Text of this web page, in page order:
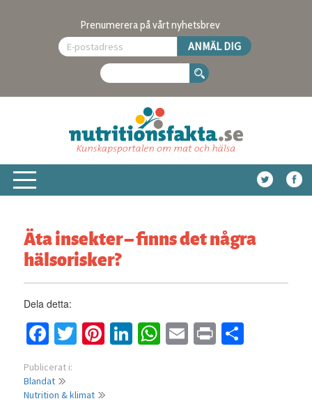
Prenumerera på vårt nyhetsbrev
Äta insekter – finns det några
hälsorisker?
Dela detta:
Facebook
Twitter
Pinterest
LinkedIn
WhatsApp
Email
Print
Publicerat i:
Blandat
Nutrition & klimat